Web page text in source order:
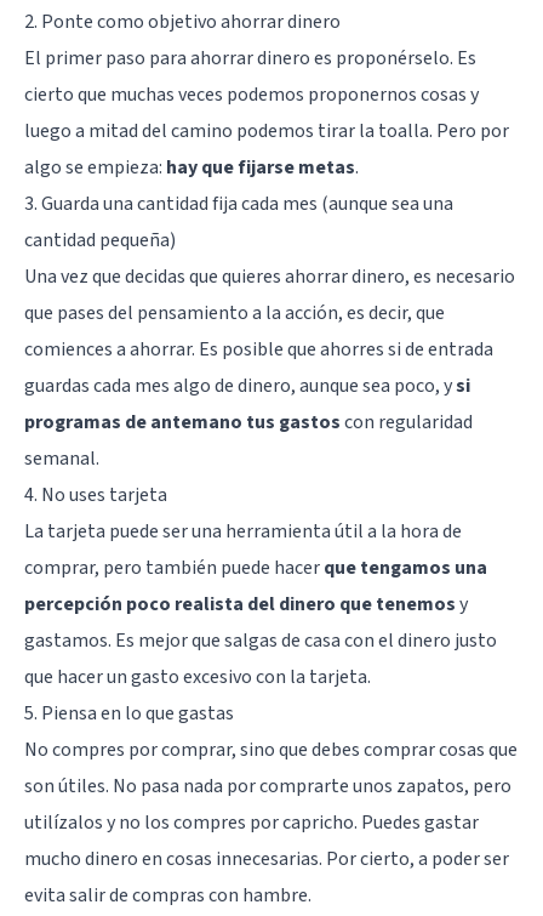
2. Ponte como objetivo ahorrar dinero
El primer paso para ahorrar dinero es proponérselo. Es
cierto que muchas veces podemos proponernos cosas y
luego a mitad del camino podemos tirar la toalla. Pero por
algo se empieza: hay que fijarse metas.
3. Guarda una cantidad fija cada mes (aunque sea una
cantidad pequeña)
Una vez que decidas que quieres ahorrar dinero, es necesario
que pases del pensamiento a la acción, es decir, que
comiences a ahorrar. Es posible que ahorres si de entrada
guardas cada mes algo de dinero, aunque sea poco, ysi
programas de antemano tus gastoscon regularidad
semanal.
4. No uses tarjeta
La tarjeta puede ser una herramienta útil a la hora de
comprar, pero también puede hacerque tengamos una
percepción poco realista del dinero que tenemosy
gastamos. Es mejor que salgas de casa con el dinero justo
que hacer un gasto excesivo con la tarjeta.
5. Piensa en lo que gastas
No compres por comprar, sino que debes comprar cosas que
son útiles. No pasa nada por comprarte unos zapatos, pero
utilízalos y no los compres por capricho. Puedes gastar
mucho dinero en cosas innecesarias. Por cierto, a poder ser
evita salir de compras con hambre.